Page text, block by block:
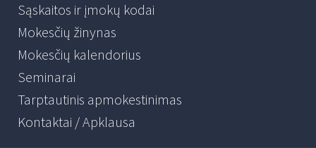
Sąskaitos ir įmokų kodai
Mokesčių žinynas
Mokesčių kalendorius
Seminarai
Tarptautinis apmokestinimas
Kontaktai / Apklausa